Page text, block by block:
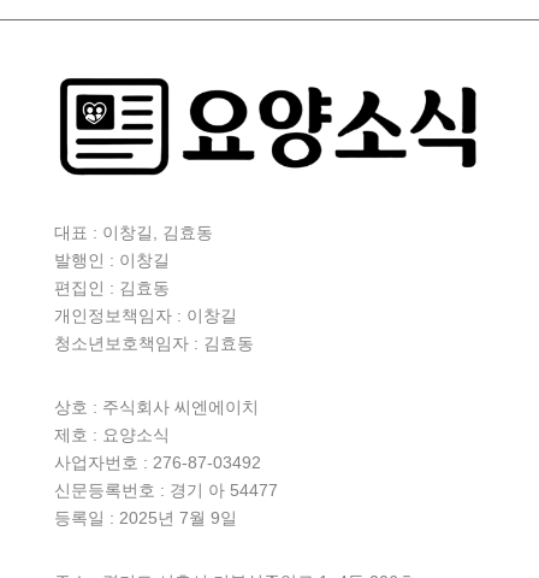
대표 : 이창길, 김효동
발행인 : 이창길
편집인 : 김효동
개인정보책임자 : 이창길
청소년보호책임자 : 김효동
상호 : 주식회사 씨엔에이치
제호 : 요양소식
사업자번호 : 276-87-03492
신문등록번호 : 경기 아 54477
등록일 : 2025년 7월 9일